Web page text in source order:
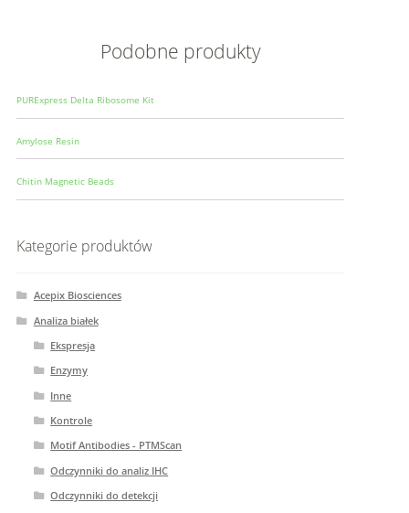
Podobne produkty
PURExpress Delta Ribosome Kit
Amylose Resin
Chitin Magnetic Beads
Kategorie produktów
Acepix Biosciences
Analiza białek
Ekspresja
Enzymy
Inne
Kontrole
Motif Antibodies - PTMScan
Odczynniki do analiz IHC
Odczynniki do detekcji